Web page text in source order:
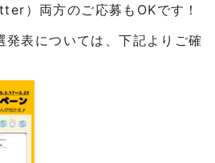
）両方のご応募もOKです！
発表については、下記よりご確